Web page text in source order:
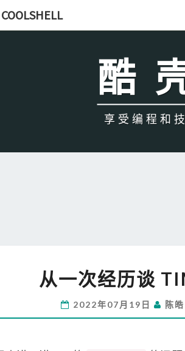
酷
享受编程和
从一次经历谈
2022年07月19日 陈皓